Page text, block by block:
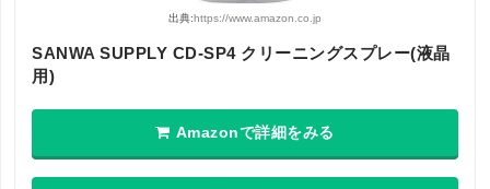
出典:https://www.amazon.co.jp
SANWA SUPPLY CD-SP4 クリーニングスプレー(液晶
用)
Amazonで詳細をみる